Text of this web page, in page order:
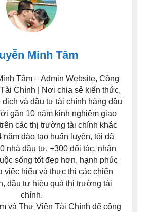
Minh Tâm
Tâm – Admin Website, Cộng
Chính | Nơi chia sẻ kiến thức,
dịch và đầu tư tài chính hàng đầu
gần 10 năm kinh nghiệm giao
các thị trường tài chính khác
năm đào tạo huấn luyện, tôi đã
nhà đầu tư, +300 đối tác, nhân
sống tốt đẹp hơn, hạnh phúc
việc hiểu và thực thi các chiến
đầu tư hiệu quả thị trường tài
chính.
và Thư Viện Tài Chính để công